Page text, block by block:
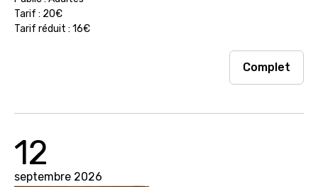
Tarif : 20€
Tarif réduit : 16€
Complet
12
septembre 2026